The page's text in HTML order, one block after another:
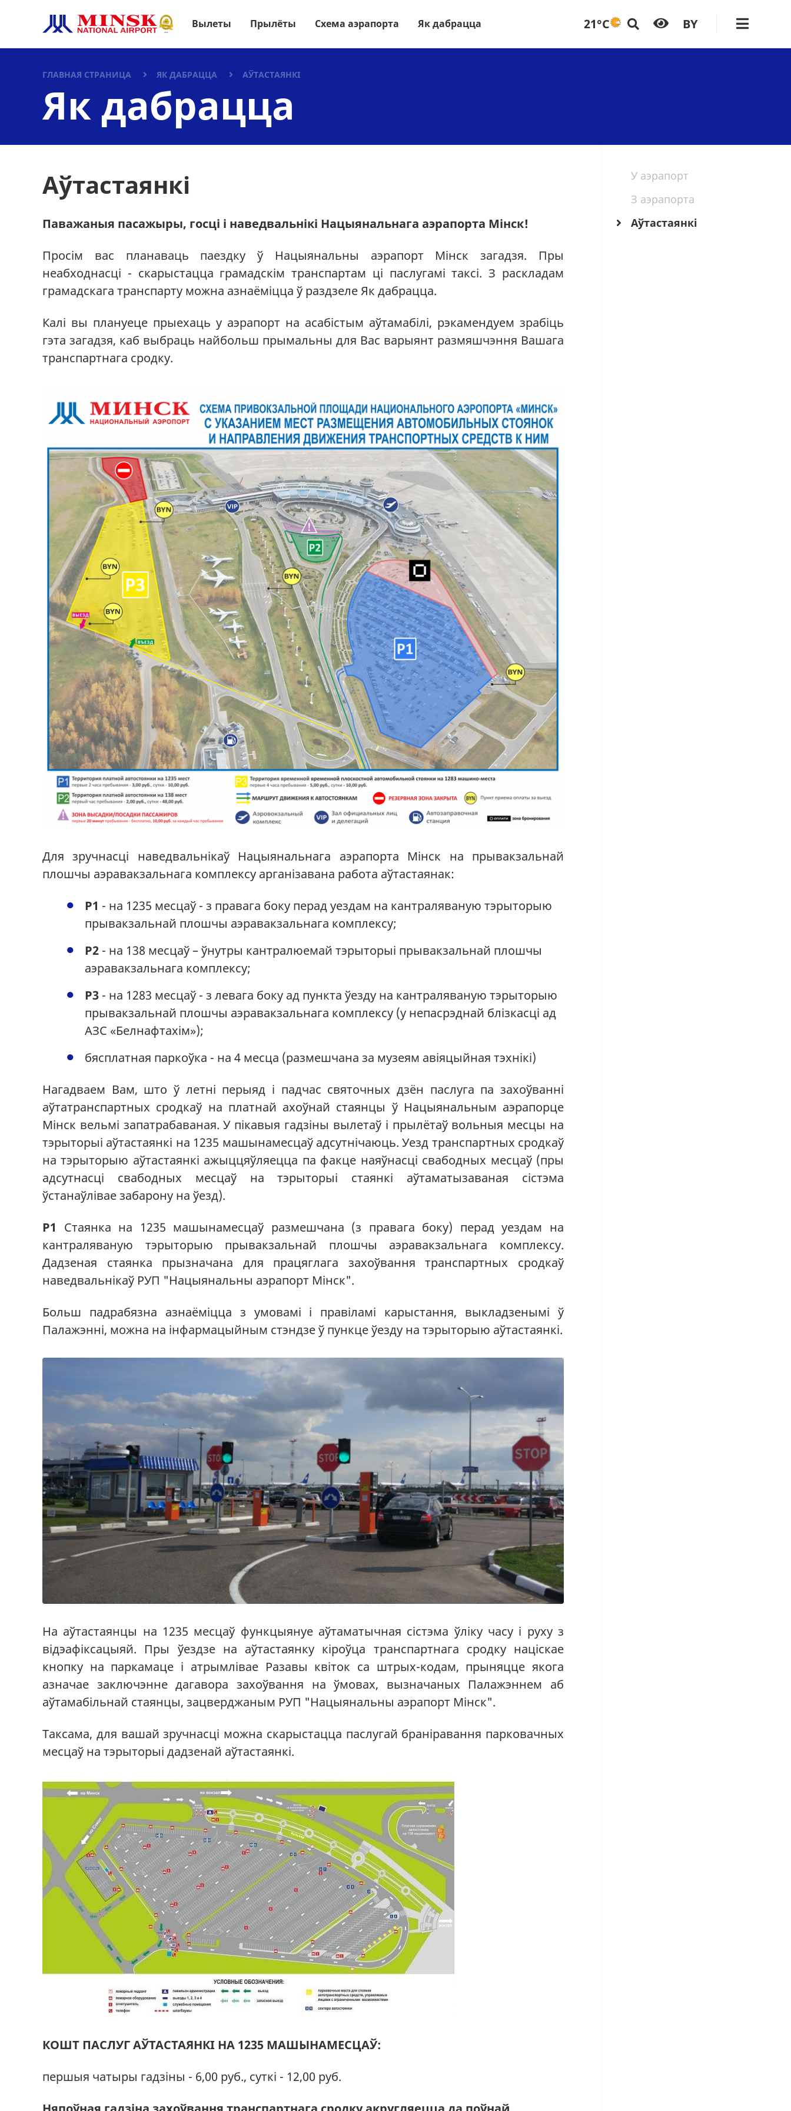
Вылеты Прылёты Схема аэрапорта Як дабрацца 21°C BY
ГЛАВНАЯ СТРАНИЦА ЯК ДАБРАЦЦА AЎТАСТАЯНКI
Як дабрацца
Aўтастаянкi
Паважаныя пасажыры, госці і наведвальнікі Нацыянальнага аэрапорта Мінск!
Просім вас планаваць паездку ў Нацыянальны аэрапорт Мінск загадзя. Пры
неабходнасці - скарыстацца грамадскім транспартам ці паслугамі таксі. З раскладам
грамадскага транспарту можна азнаёміцца ў раздзеле Як дабрацца.
Калі вы плануеце прыехаць у аэрапорт на асабістым аўтамабілі, рэкамендуем зрабіць
гэта загадзя, каб выбраць найбольш прымальны для Вас варыянт размяшчэння Вашага
транспартнага сродку.
Для зручнасці наведвальнікаў Нацыянальнага аэрапорта Мінск на прывакзальнай
плошчы аэравакзальнага комплексу арганізавана работа аўтастаянак:
Р1 - на 1235 месцаў - з правага боку перад уездам на кантраляваную тэрыторыю
прывакзальнай плошчы аэравакзальнага комплексу;
Р2 - на 138 месцаў – ўнутры кантралюемай тэрыторыі прывакзальнай плошчы
аэравакзальнага комплексу;
Р3 - на 1283 месцаў - з левага боку ад пункта ўезду на кантраляваную тэрыторыю
прывакзальнай плошчы аэравакзальнага комплексу (у непасрэднай блізкасці ад
АЗС «Белнафтахім»);
бясплатная паркоўка - на 4 месца (размешчана за музеям авiяцыйная тэхнiкi)
Нагадваем Вам, што ў летні перыяд і падчас святочных дзён паслуга па захоўванні
аўтатранспартных сродкаў на платнай ахоўнай стаянцы ў Нацыянальным аэрапорце
Мінск вельмі запатрабаваная. У пікавыя гадзіны вылетаў і прылётаў вольныя месцы на
тэрыторыі аўтастаянкі на 1235 машынамесцаў адсутнічаюць. Уезд транспартных сродкаў
на тэрыторыю аўтастаянкі ажыццяўляецца па факце наяўнасці свабодных месцаў (пры
адсутнасці свабодных месцаў на тэрыторыі стаянкі аўтаматызаваная сістэма
ўстанаўлівае забарону на ўезд).
Р1 Стаянка на 1235 машынамесцаў размешчана (з правага боку) перад уездам на
кантраляваную тэрыторыю прывакзальнай плошчы аэравакзальнага комплексу.
Дадзеная стаянка прызначана для працяглага захоўвання транспартных сродкаў
наведвальнікаў РУП "Нацыянальны аэрапорт Мінск".
Больш падрабязна азнаёміцца з умовамі і правіламі карыстання, выкладзенымі ў
Палажэннi, можна на інфармацыйным стэндзе ў пункце ўезду на тэрыторыю аўтастаянкі.
На аўтастаянцы на 1235 месцаў функцыянуе аўтаматычная сістэма ўліку часу і руху з
відэафіксацыяй. Пры ўездзе на аўтастаянку кіроўца транспартнага сродку націскае
кнопку на паркамаце і атрымлівае Разавы квіток са штрых-кодам, прыняцце якога
азначае заключэнне дагавора захоўвання на ўмовах, вызначаных Палажэннем аб
аўтамабільнай стаянцы, зацверджаным РУП "Нацыянальны аэрапорт Мінск".
Таксама, для вашай зручнасці можна скарыстацца паслугай браніравання парковачных
месцаў на тэрыторыі дадзенай аўтастаянкі.
КОШТ ПАСЛУГ АЎТАСТАЯНКІ НА 1235 МАШЫНАМЕСЦАЎ:
першыя чатыры гадзіны - 6,00 руб., суткі - 12,00 руб.
У аэрапорт
З аэрапорта
Aўтастаянкi